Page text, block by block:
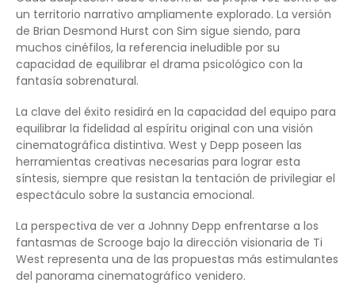
un territorio narrativo ampliamente explorado. La versión
de Brian Desmond Hurst con Sim sigue siendo, para
muchos cinéfilos, la referencia ineludible por su
capacidad de equilibrar el drama psicológico con la
fantasía sobrenatural.
La clave del éxito residirá en la capacidad del equipo para
equilibrar la fidelidad al espíritu original con una visión
cinematográfica distintiva. West y Depp poseen las
herramientas creativas necesarias para lograr esta
síntesis, siempre que resistan la tentación de privilegiar el
espectáculo sobre la sustancia emocional.
La perspectiva de ver a Johnny Depp enfrentarse a los
fantasmas de Scrooge bajo la dirección visionaria de Ti
West representa una de las propuestas más estimulantes
del panorama cinematográfico venidero.